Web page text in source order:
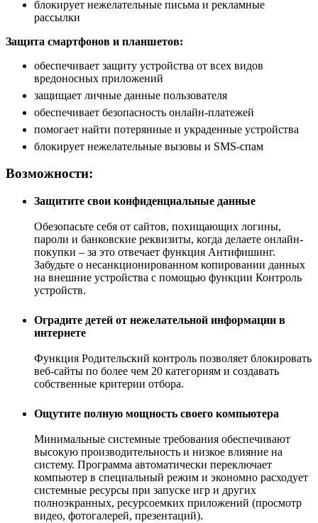
блокирует нежелательные письма и рекламные
рассылки
Защита смартфонов и планшетов:
обеспечивает защиту устройства от всех видов
вредоносных приложений
защищает личные данные пользователя
обеспечивает безопасность онлайн-платежей
помогает найти потерянные и украденные устройства
блокирует нежелательные вызовы и SMS-спам
Возможности:
Защитите свои конфиденциальные данные
Обезопасьте себя от сайтов, похищающих логины,
пароли и банковские реквизиты, когда делаете онлайн-
покупки – за это отвечает функция Антифишинг.
Забудьте о несанкционированном копировании данных
на внешние устройства с помощью функции Контроль
устройств.
Оградите детей от нежелательной информации в
интернете
Функция Родительский контроль позволяет блокировать
веб-сайты по более чем 20 категориям и создавать
собственные критерии отбора.
Ощутите полную мощность своего компьютера
Минимальные системные требования обеспечивают
высокую производительность и низкое влияние на
систему. Программа автоматически переключает
компьютер в специальный режим и экономно расходует
системные ресурсы при запуске игр и других
полноэкранных, ресурсоемких приложений (просмотр
видео, фотогалерей, презентаций).